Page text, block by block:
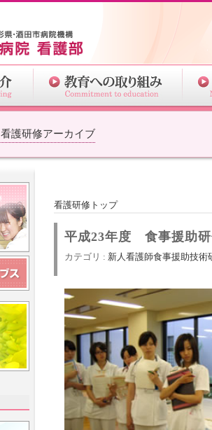
看護研修アーカイブ
看護研修トップ
平成23年度 食事援助
カテゴリ : 新人看護師食事援助技術